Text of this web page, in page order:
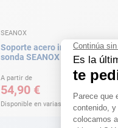
SEANOX
Soporte acero inoxidable para
sonda SEANOX
A partir de
54,90 €
Disponible en varias versiones